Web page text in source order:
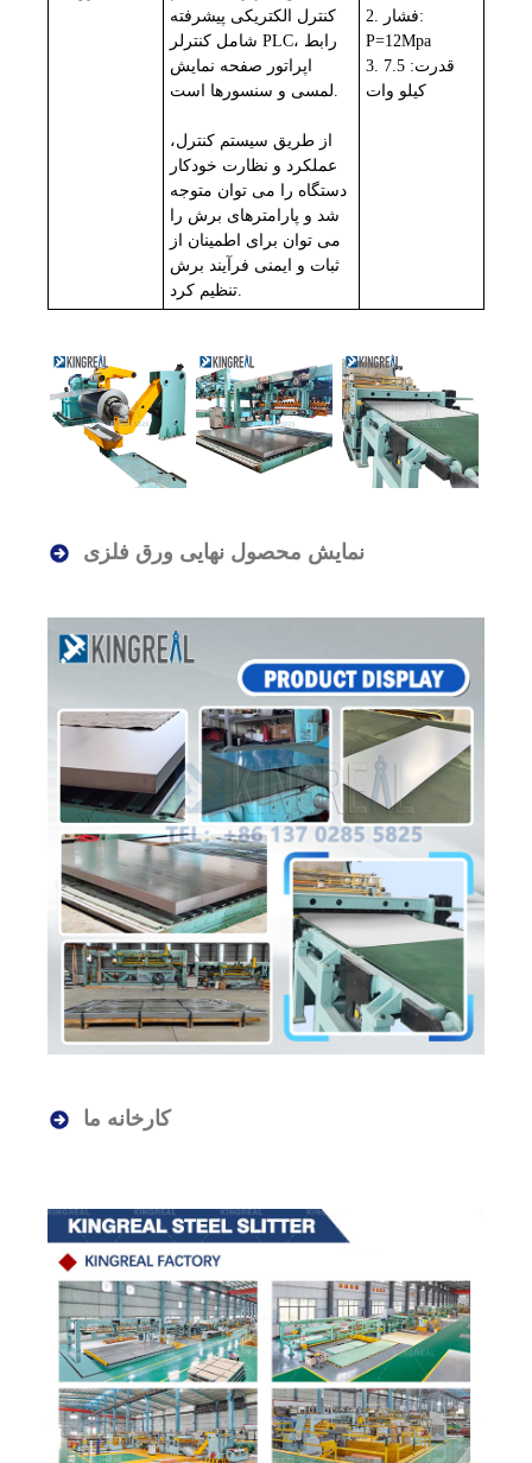
کنترل الکتریکی پیشرفته
شامل کنترلر PLC، رابط
اپراتور صفحه نمایش
لمسی و سنسورها است.
از طریق سیستم کنترل،
عملکرد و نظارت خودکار
دستگاه را می توان متوجه
شد و پارامترهای برش را
می توان برای اطمینان از
ثبات و ایمنی فرآیند برش
تنظیم کرد.
2. فشار:
P=12Mpa
3. قدرت: 7.5
کیلو وات
نمایش محصول نهایی ورق فلزی
کارخانه ما